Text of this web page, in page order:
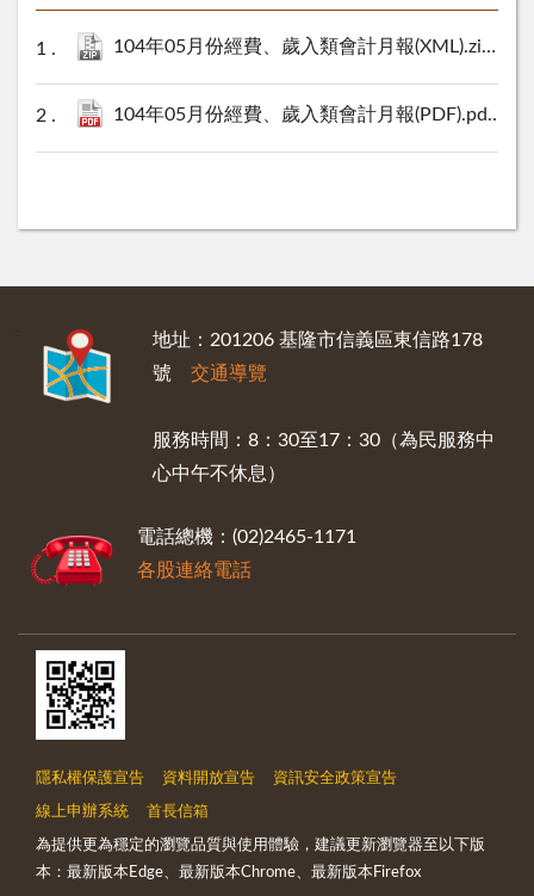
104年05月份經費、歲入類會計月報(XML).zip
104年05月份經費、歲入類會計月報(PDF).pdf
地址：201206 基隆市信義區東信路178
號 交通導覽
服務時間：8：30至17：30（為民服務中
心中午不休息）
電話總機：(02)2465-1171
各股連絡電話
隱私權保護宣告 資料開放宣告 資訊安全政策宣告
線上申辦系統 首長信箱
為提供更為穩定的瀏覽品質與使用體驗，建議更新瀏覽器至以下版
本：最新版本Edge、最新版本Chrome、最新版本Firefox